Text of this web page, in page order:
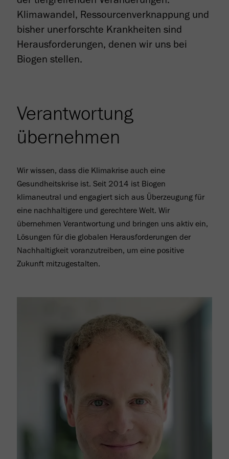
Klimawandel, Ressourcen­verknappung und
bisher unerforschte Krankheiten sind
Herausforderungen, denen wir uns bei
Biogen stellen.
Verantwortung
übernehmen
Wir wissen, dass die Klimakrise auch eine
Gesundheits­­krise ist. Seit 2014 ist Biogen
klimaneutral und engagiert sich aus Über­zeugung für
eine nachhaltigere und gerechtere Welt. Wir
übernehmen Verantwortung und bringen uns aktiv ein,
Lösungen für die globalen Heraus­­forderungen der
Nach­haltigkeit voranzutreiben, um eine positive
Zukunft mitzugestalten.